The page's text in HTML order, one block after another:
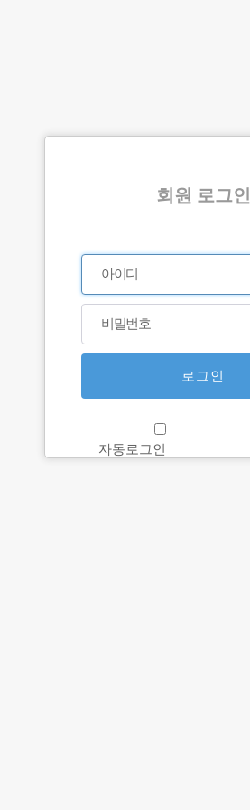
회원 로그인
아이디
비밀번호
자동로그인